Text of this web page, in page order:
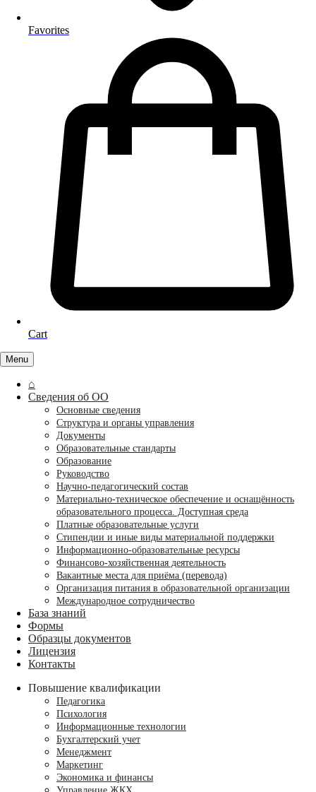
Favorites
Cart
Menu
⌂
Сведения об ОО
Основные сведения
Структура и органы управления
Документы
Образовательные стандарты
Образование
Руководство
Научно-педагогический состав
Материально-техническое обеспечение и оснащённость
образовательного процесса. Доступная среда
Платные образовательные услуги
Стипендии и иные виды материальной поддержки
Информационно-образовательные ресурсы
Финансово-хозяйственная деятельность
Вакантные места для приёма (перевода)
Организация питания в образовательной организации
Международное сотрудничество
База знаний
Формы
Образцы документов
Лицензия
Контакты
Повышение квалификации
Педагогика
Психология
Информационные технологии
Бухгалтерский учет
Менеджмент
Маркетинг
Экономика и финансы